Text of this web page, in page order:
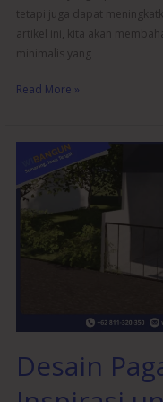
tetapi juga dapat
artikel ini, kita akan
minimalis yang
Read More »
Desain
Desain
Pagar
Modern:
Inspirasi
untuk
Rumah